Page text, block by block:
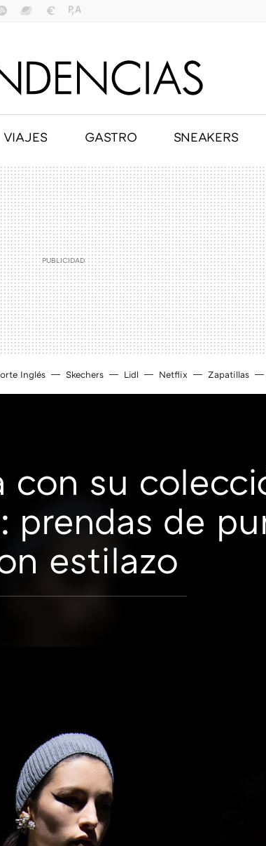
VIAJES GASTRO SNEAKERS
Inglés Skechers Lidl Netflix Zapatillas
con su
prendas de
estilazo